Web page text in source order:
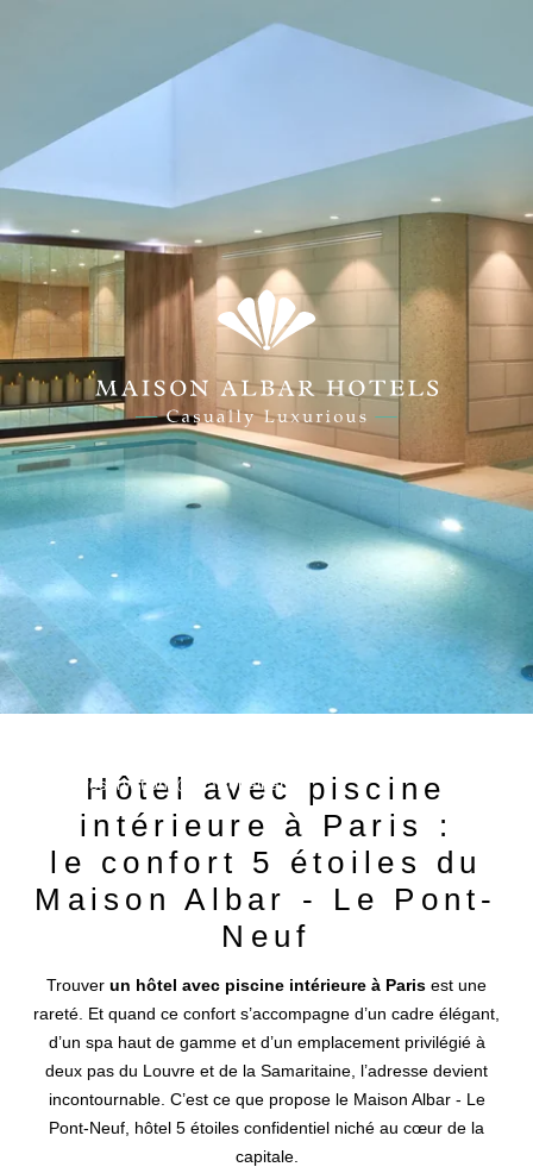
reservations@maisonalbar.eu
Hôtel avec piscine
intérieure à Paris :
le confort 5 étoiles du
Maison Albar - Le Pont-
Neuf
Trouver un hôtel avec piscine intérieure à Paris est une
rareté. Et quand ce confort s’accompagne d’un cadre élégant,
d’un spa haut de gamme et d’un emplacement privilégié à
deux pas du Louvre et de la Samaritaine, l’adresse devient
incontournable. C’est ce que propose le Maison Albar - Le
Pont-Neuf, hôtel 5 étoiles confidentiel niché au cœur de la
capitale.